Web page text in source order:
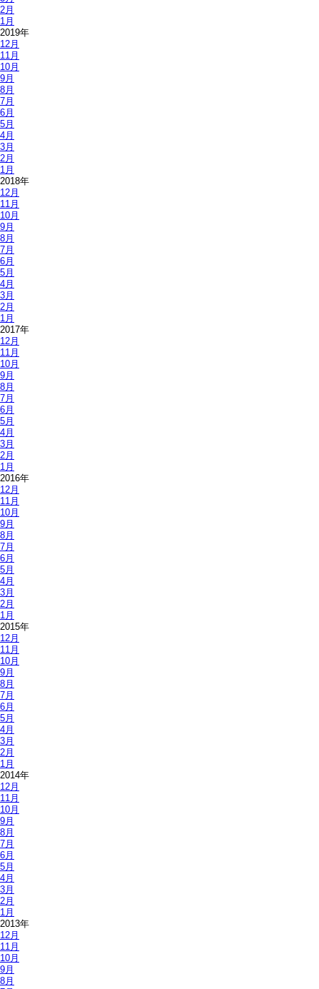
2月
1月
2019年
12月
11月
10月
9月
8月
7月
6月
5月
4月
3月
2月
1月
2018年
12月
11月
10月
9月
8月
7月
6月
5月
4月
3月
2月
1月
2017年
12月
11月
10月
9月
8月
7月
6月
5月
4月
3月
2月
1月
2016年
12月
11月
10月
9月
8月
7月
6月
5月
4月
3月
2月
1月
2015年
12月
11月
10月
9月
8月
7月
6月
5月
4月
3月
2月
1月
2014年
12月
11月
10月
9月
8月
7月
6月
5月
4月
3月
2月
1月
2013年
12月
11月
10月
9月
8月